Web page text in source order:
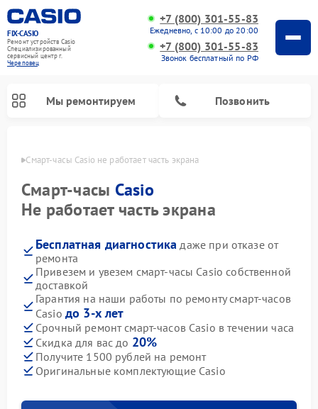
FIX-CASIO
Ремонт устройств Casio
Специализированный
cервисный центр г.
Череповец
+7 (800) 301-55-83
Ежедневно, с 10:00 до 20:00
+7 (800) 301-55-83
Звонок бесплатный по РФ
Мы ремонтируем Позвонить
Смарт-часы Casio не работает часть экрана
Смарт-часы Casio
Не работает часть экрана
Бесплатная диагностика даже при отказе от
ремонта
Привезем и увезем смарт-часы Casio собственной
доставкой
Гарантия на наши работы по ремонту смарт-часов
Casio до 3-х лет
Срочный ремонт смарт-часов Casio в течении часа
Скидка для вас до 20%
Получите 1500 рублей на ремонт
Оригинальные комплектующие Casio